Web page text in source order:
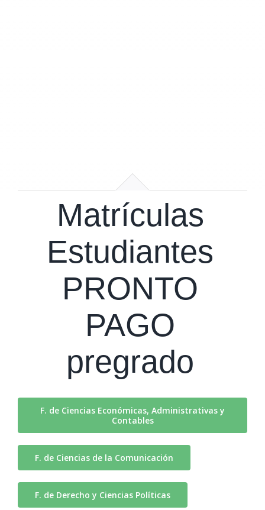
Matrículas
Estudiantes
PRONTO
PAGO
pregrado
F. de Ciencias Económicas, Administrativas y
Contables
F. de Ciencias de la Comunicación
F. de Derecho y Ciencias Políticas